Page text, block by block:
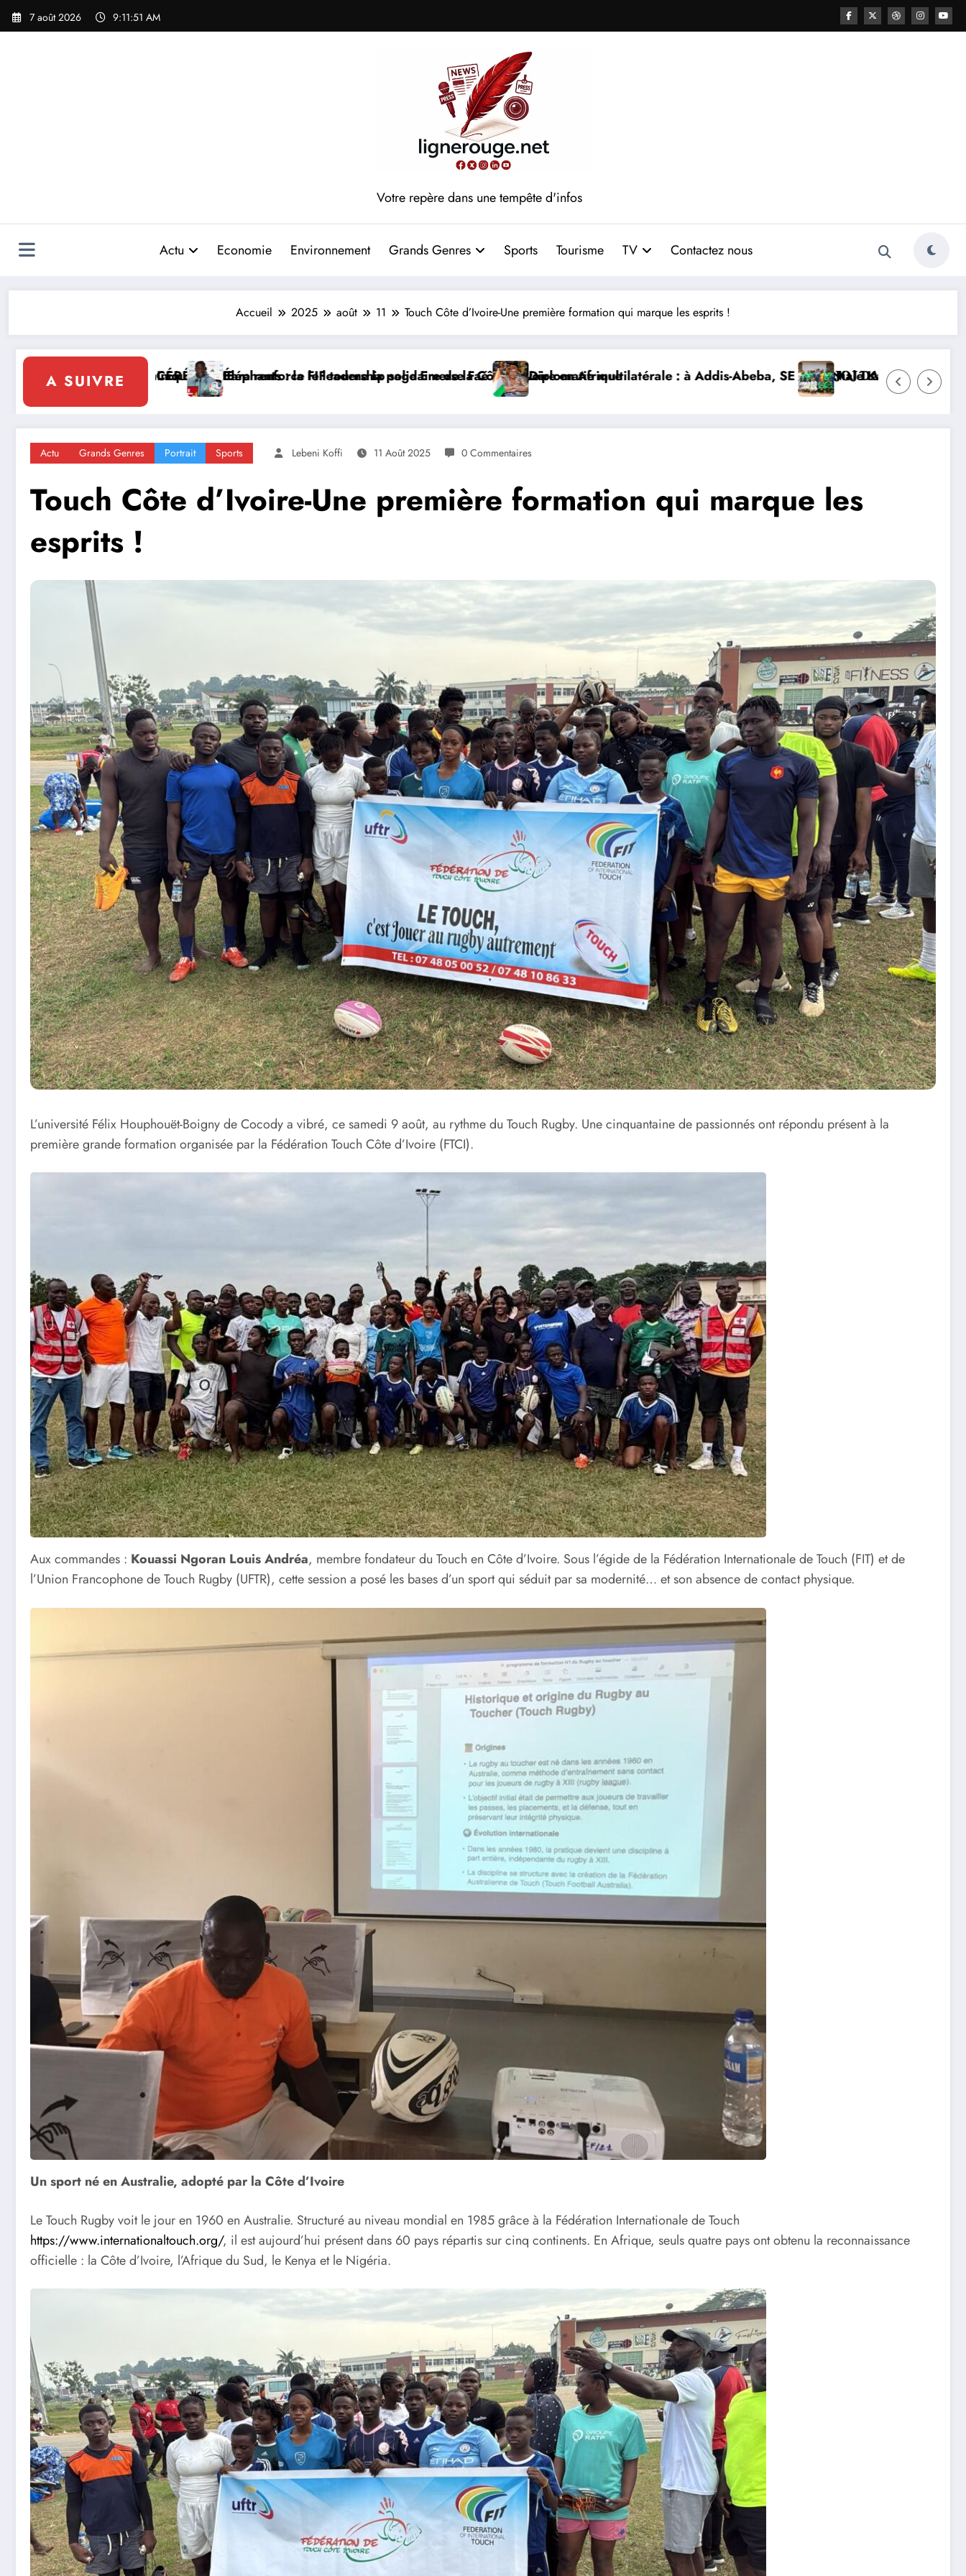
Aller
7 août 2026 9:11:54 AM
Votre repère dans une tempête d'infos
Actu Economie Environnement Grands Genres Sports Tourisme TV Contactez nous
Accueil 2025 août 11 Touch Côte d’Ivoire-Une première formation qui marque les esprits !
A SUIVRE
de la Côte d’Ivoire en Afrique
Emerse Faé Diplomatie multilatérale : à Addis-Abeba, SE Mme Nialé Kaba porte la voix de la Côte d’Ivoire et lance la construction de la nouvelle
𝐉𝐎𝐉 𝐃𝐀𝐊𝐀𝐑 𝟐𝟎𝟐𝟔 : 𝐋𝐄𝐒 𝐀𝐓𝐇𝐋È𝐓𝐄𝐒 𝐈𝐕𝐎𝐈𝐑𝐈𝐄𝐍𝐒 𝐒’𝐈𝐌𝐏𝐑È𝐆𝐍𝐄𝐍𝐓 𝐃𝐄𝐒 𝐕𝐀𝐋𝐄𝐔𝐑𝐒 𝐃𝐄
DIPLOMATIE NUMÉRIQUE : LA
Actu Grands Genres Portrait Sports Lebeni Koffi 11 Août 2025 0 Commentaires
Touch Côte d’Ivoire-Une première formation qui marque les
esprits !
L’université Félix Houphouët-Boigny de Cocody a vibré, ce samedi 9 août, au rythme du Touch Rugby. Une cinquantaine de passionnés ont répondu présent à la
première grande formation organisée par la Fédération Touch Côte d’Ivoire (FTCI).
Aux commandes : Kouassi Ngoran Louis Andréa, membre fondateur du Touch en Côte d’Ivoire. Sous l’égide de la Fédération Internationale de Touch (FIT) et de
l’Union Francophone de Touch Rugby (UFTR), cette session a posé les bases d’un sport qui séduit par sa modernité… et son absence de contact physique.
Un sport né en Australie, adopté par la Côte d’Ivoire
Le Touch Rugby voit le jour en 1960 en Australie. Structuré au niveau mondial en 1985 grâce à la Fédération Internationale de Touch
https://www.internationaltouch.org/, il est aujourd’hui présent dans 60 pays répartis sur cinq continents. En Afrique, seuls quatre pays ont obtenu la reconnaissance
officielle : la Côte d’Ivoire, l’Afrique du Sud, le Kenya et le Nigéria.